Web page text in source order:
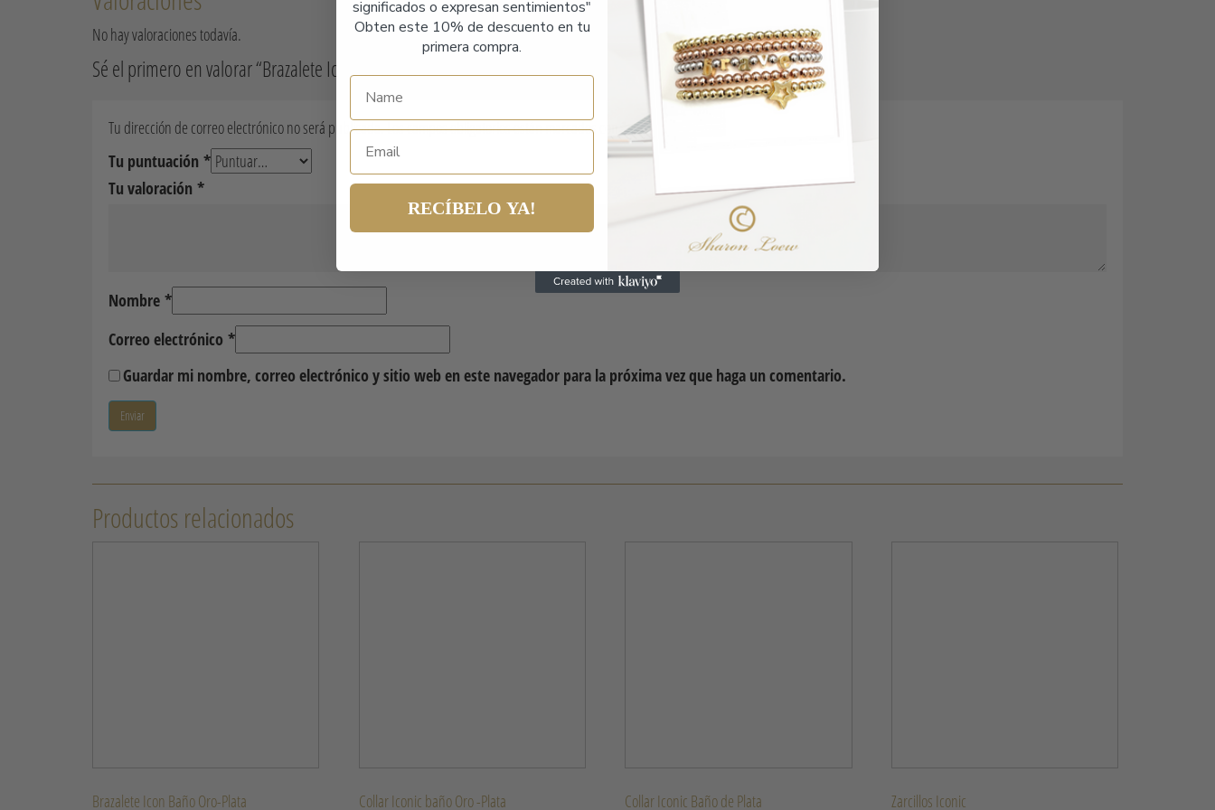
No hay valoraciones todavía.
Sé el primero en valorar “Brazalete Icon Baño Plata”
Tu dirección de correo electrónico no será publicada.Los campos obligatorios están marcados con *
Tu puntuación *
Tu valoración *
Nombre *
Correo electrónico *
Guardar mi nombre, correo electrónico y sitio web en este navegador para la próxima vez que haga un comentario.
Productos relacionados
Brazalete Icon Baño Oro-Plata Collar Iconic baño Oro -Plata Collar Iconic Baño de Plata Zarcillos Iconic
significados o expresan sentimientos"
Obten este 10% de descuento en tu
primera compra.
RECÍBELO YA!